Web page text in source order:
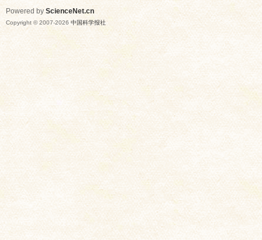
Powered by ScienceNet.cn
Copyright © 2007-2026 中国科学报社